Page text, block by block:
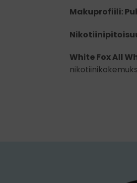
Makuprofiili:
White Fox All